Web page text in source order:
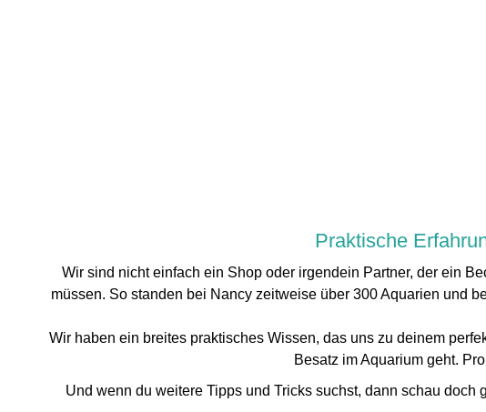
Praktische
Wir sind nicht einfach ein Shop oder irgendein Partner, der ein
müssen. So standen bei Nancy zeitweise über 300 Aquarien und
Wir haben ein breites praktisches Wissen, das uns zu deinem
Besatz im Aquarium geht.
Und wenn du weitere Tipps und Tricks suchst, dann schau